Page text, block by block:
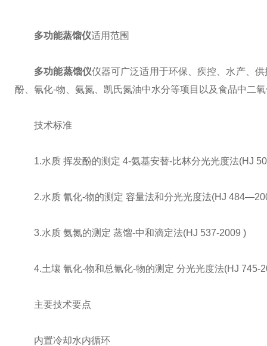
多功能蒸馏仪适用范围
多功能蒸馏仪仪器可广泛适用于环保、疾控、水产、
酚、氰化-物、氨氮、凯氏氮油中水分等项目以及食品中二
技术标准
1.水质 挥发酚的测定 4-氨基安替-比林分光光度法(HJ
2.水质 氰化-物的测定 容量法和分光光度法(HJ
3.水质 氨氮的测定 蒸馏-中和滴定法(HJ 537-2009 )
4.土壤 氰化-物和总氰化-物的测定 分光光度法(HJ 745-
主要技术要点
内置冷却水内循环